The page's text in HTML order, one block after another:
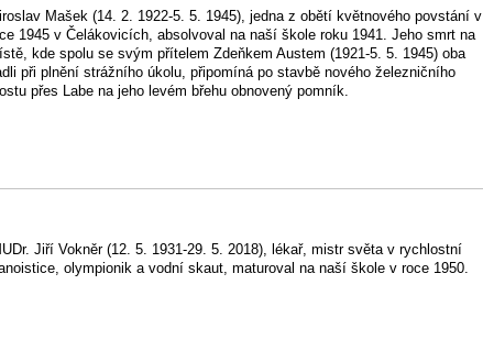
Mašek (14. 2. 1922-5. 5. 1945), jedna z obětí květnového povstání v
1945 v Čelákovicích, absolvoval na naší škole roku 1941. Jeho smrt na
kde spolu se svým přítelem Zdeňkem Austem (1921-5. 5. 1945) oba
při plnění strážního úkolu, připomíná po stavbě nového železničního
přes Labe na jeho levém břehu obnovený pomník.
Jiří Vokněr (12. 5. 1931-29. 5. 2018), lékař, mistr světa v rychlostní
olympionik a vodní skaut, maturoval na naší škole v roce 1950.